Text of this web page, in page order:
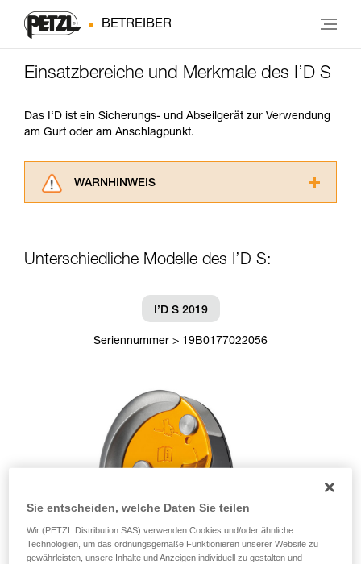
BETREIBER
Einsatzbereiche und Merkmale des I’D S
Das I‘D ist ein Sicherungs- und Abseilgerät zur Verwendung
am Gurt oder am Anschlagpunkt.
WARNHINWEIS
ziehen. Um diese Zusatzinformationen
der Gebrauchsanweisung enthaltenen
Informationen richtig verstanden haben.
Die Beherrschung dieser Techniken setzt eine
entsprechende Ausbildung und ein spezielles
Vorgang alleine sicher zu wiederholen, bevor
Sie ihn eigenständig durchführen.
Wir geben Beispiele für die mit Ihrer Aktivität
verbundenen Techniken. Möglicherweise gibt es
noch andere Techniken, die hier nicht
beschrieben werden.
Unterschiedliche Modelle des I’D S:
I’D S 2019
Seriennummer > 19B0177022056
Sie entscheiden, welche Daten Sie teilen
Wir (PETZL Distribution SAS) verwenden Cookies und/oder ähnliche
Technologien, um das ordnungsgemäße Funktionieren unserer Website zu
gewährleisten, unsere Inhalte und Anzeigen individuell zu gestalten und